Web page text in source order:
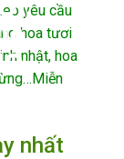
yêu cầu
hoa tươi
nhật, hoa
nhất